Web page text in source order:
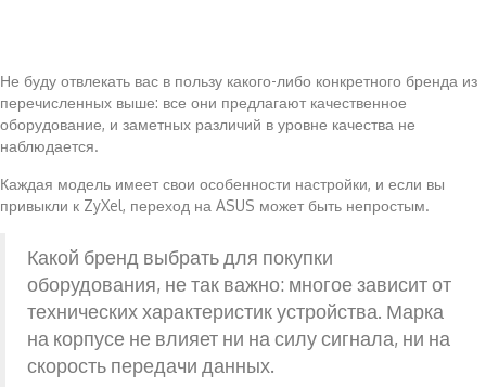
Не буду отвлекать вас в пользу какого-либо конкретного бренда из
перечисленных выше: все они предлагают качественное
оборудование, и заметных различий в уровне качества не
наблюдается.
Каждая модель имеет свои особенности настройки, и если вы
привыкли к ZyXel, переход на ASUS может быть непростым.
Какой бренд выбрать для покупки
оборудования, не так важно: многое зависит от
технических характеристик устройства. Марка
на корпусе не влияет ни на силу сигнала, ни на
скорость передачи данных.